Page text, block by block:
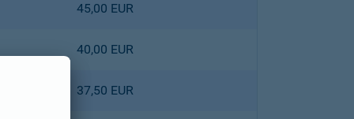
45,00 EUR
40,00 EUR
37,50 EUR